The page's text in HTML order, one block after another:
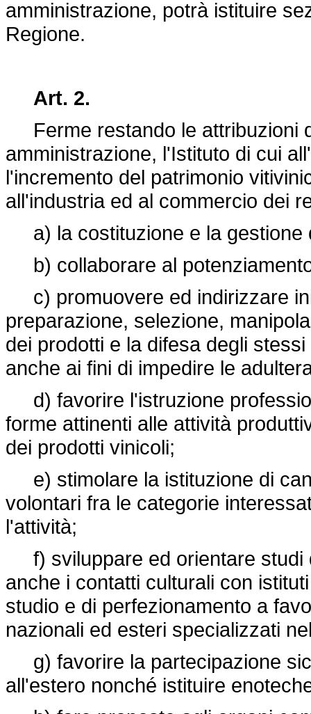
amministrazione, potrà istituire
Regione.
Art. 2.
Ferme restando le attribuzioni
amministrazione, l'Istituto di cui
l'incremento del patrimonio
all'industria ed al commercio dei
a) la costituzione e la gestione
b) collaborare al
c) promuovere ed indirizzare
preparazione, selezione,
dei prodotti e la difesa degli
anche ai fini di impedire le
d) favorire l'istruzione
forme attinenti alle attività
dei prodotti vinicoli;
e) stimolare la istituzione di
volontari fra le categorie
l'attività;
f) sviluppare ed orientare studi
anche i contatti culturali con
studio e di perfezionamento a
nazionali ed esteri specializzati
g) favorire la partecipazione
all'estero nonché istituire